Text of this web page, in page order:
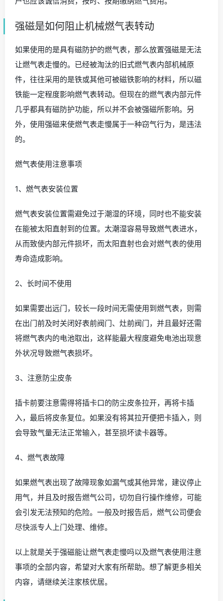
强磁是如何阻止机械燃气表转动
如果使用的是具有磁防护的燃气表，那么放置强磁是无法
让燃气表走慢的。已经被淘汰的旧式燃气表内部机械原
件，往往采用的是铁或其他可被磁铁影响的材料，所以磁
铁能一定程度影响燃气表转动。但现在的燃气表内部元件
几乎都具有磁防护功能，所以并不会被强磁所影响。另
外，使用强磁来使燃气表走慢属于一种窃气行为，是违法
的。
燃气表使用注意事项
1、燃气表安装位置
燃气表安装位置需避免过于潮湿的环境，同时也不能安装
在能被太阳直射到的位置。太潮湿容易导致燃气表进水，
从而致使内部元件损坏，而太阳直射也会对燃气表的使用
寿命造成影响。
2、长时间不使用
如果需要出远门，较长一段时间无需使用到燃气表，则需
在出门前及时关闭好表前阀门、灶前阀门，并且最好还需
将燃气表内的电池取出，这样能最大程度避免电池出现意
外状况导致燃气表损坏。
3、注意防尘皮条
插卡前要注意需得将插卡口的防尘皮条拉开，再将卡插
入，最后将皮条复位。如果没有将其拉开便把卡插入，则
会导致气量无法正常输入，甚至损坏读卡器等。
4、燃气表故障
如果燃气表出现了故障现象如漏气或其他异常，建议停止
用气，并且及时报告燃气公司，切勿自行操作维修，可能
会引发无法预知的危险。一般及时报告后，燃气公司便会
尽快派专人上门处理、维修。
以上就是关于强磁能让燃气表走慢吗以及燃气表使用注意
事项的全部内容，希望对大家有所帮助。想了解更多相关
内容，请继续关注家核优居。